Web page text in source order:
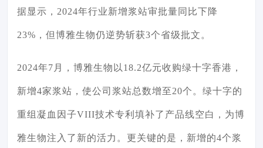
据显示，2024年行业新增浆站审批量同比下降
23%，但博雅生物仍逆势斩获3个省级批文。
2024年7月，博雅生物以18.2亿元收购绿十字香港，
新增4家浆站，使公司浆站总数增至20个。绿十字的
重组凝血因子VIII技术专利填补了产品线空白，为博
雅生物注入了新的活力。更关键的是，新增的4个浆